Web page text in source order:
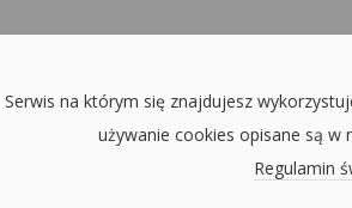
Serwis na którym się znajdujesz
używanie cookies opisane są w
Regulamin